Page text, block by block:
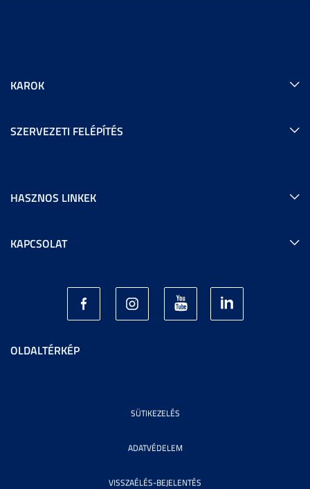
KAROK
SZERVEZETI FELÉPÍTÉS
HASZNOS LINKEK
KAPCSOLAT
OLDALTÉRKÉP
SÜTIKEZELÉS
ADATVÉDELEM
VISSZAÉLÉS-BEJELENTÉS